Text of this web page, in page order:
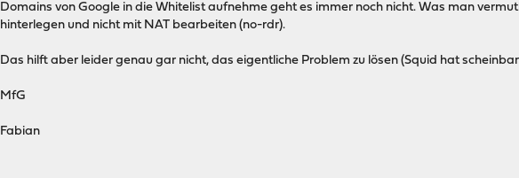
Domains von Google in die Whitelist aufnehme geht es immer noch nicht. Was man
hinterlegen und nicht mit NAT bearbeiten (no-rdr).
Das hilft aber leider genau gar nicht, das eigentliche Problem zu lösen (Squid hat
MfG
Fabian